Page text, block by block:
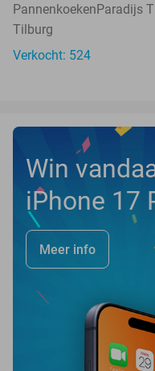
PannenkoekenParadijs
Tilburg
Verkocht: 524
Win
iPhone 17
Meer info